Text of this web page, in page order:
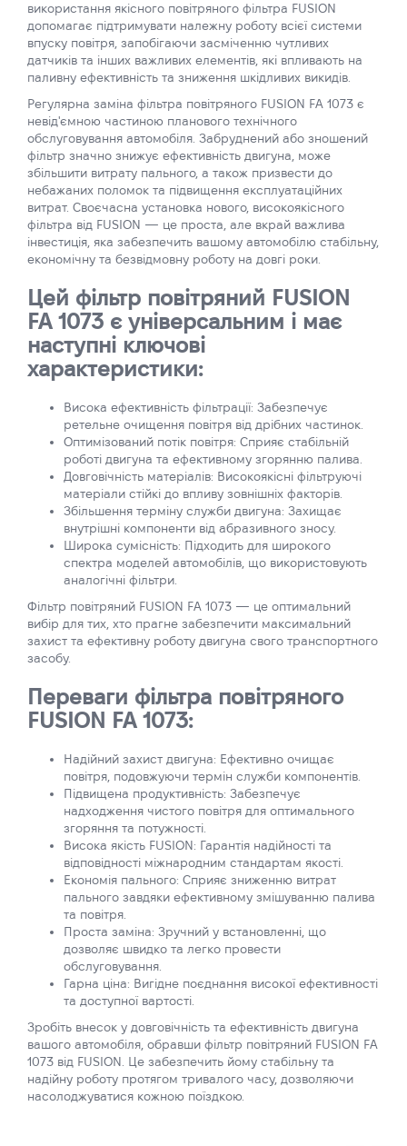
використання якісного повітряного фільтра FUSION
допомагає підтримувати належну роботу всієї системи
впуску повітря, запобігаючи засміченню чутливих
датчиків та інших важливих елементів, які впливають на
паливну ефективність та зниження шкідливих викидів.
Регулярна заміна фільтра повітряного FUSION FA 1073 є
невід'ємною частиною планового технічного
обслуговування автомобіля. Забруднений або зношений
фільтр значно знижує ефективність двигуна, може
збільшити витрату пального, а також призвести до
небажаних поломок та підвищення експлуатаційних
витрат. Своєчасна установка нового, високоякісного
фільтра від FUSION — це проста, але вкрай важлива
інвестиція, яка забезпечить вашому автомобілю стабільну,
економічну та безвідмовну роботу на довгі роки.
Цей фільтр повітряний FUSION
FA 1073 є універсальним і має
наступні ключові
характеристики:
Висока ефективність фільтрації: Забезпечує
ретельне очищення повітря від дрібних частинок.
Оптимізований потік повітря: Сприяє стабільній
роботі двигуна та ефективному згорянню палива.
Довговічність матеріалів: Високоякісні фільтруючі
матеріали стійкі до впливу зовнішніх факторів.
Збільшення терміну служби двигуна: Захищає
внутрішні компоненти від абразивного зносу.
Широка сумісність: Підходить для широкого
спектра моделей автомобілів, що використовують
аналогічні фільтри.
Фільтр повітряний FUSION FA 1073 — це оптимальний
вибір для тих, хто прагне забезпечити максимальний
захист та ефективну роботу двигуна свого транспортного
засобу.
Переваги фільтра повітряного
FUSION FA 1073:
Надійний захист двигуна: Ефективно очищає
повітря, подовжуючи термін служби компонентів.
Підвищена продуктивність: Забезпечує
надходження чистого повітря для оптимального
згоряння та потужності.
Висока якість FUSION: Гарантія надійності та
відповідності міжнародним стандартам якості.
Економія пального: Сприяє зниженню витрат
пального завдяки ефективному змішуванню палива
та повітря.
Проста заміна: Зручний у встановленні, що
дозволяє швидко та легко провести
обслуговування.
Гарна ціна: Вигідне поєднання високої ефективності
та доступної вартості.
Зробіть внесок у довговічність та ефективність двигуна
вашого автомобіля, обравши фільтр повітряний FUSION FA
1073 від FUSION. Це забезпечить йому стабільну та
надійну роботу протягом тривалого часу, дозволяючи
насолоджуватися кожною поїздкою.